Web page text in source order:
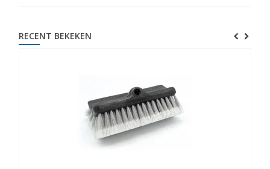
RECENT BEKEKEN